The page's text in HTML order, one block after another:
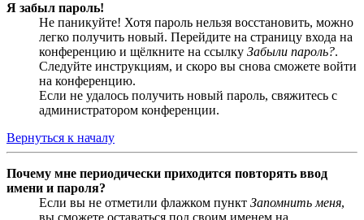
Я забыл пароль!
Не паникуйте! Хотя пароль нельзя восстановить, можно
легко получить новый. Перейдите на страницу входа на
конференцию и щёлкните на ссылку Забыли пароль?.
Следуйте инструкциям, и скоро вы снова сможете войти
на конференцию.
Если не удалось получить новый пароль, свяжитесь с
администратором конференции.
Вернуться к началу
Почему мне периодически приходится повторять ввод
имени и пароля?
Если вы не отметили флажком пункт Запомнить меня,
вы сможете оставаться под своим именем на